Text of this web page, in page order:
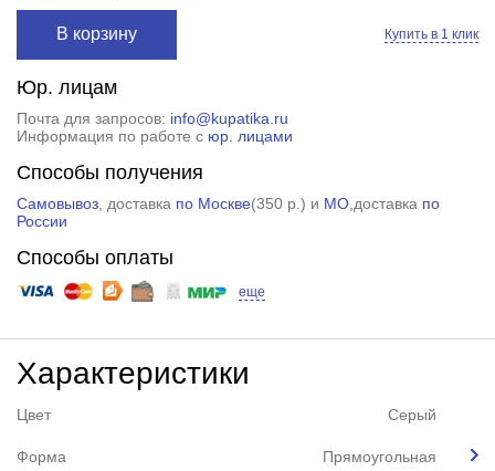
В корзину Купить в 1 клик
Юр. лицам
Почта для запросов: info@kupatika.ru
Информация по работе с юр. лицами
Способы получения
Самовывоз, доставка по Москве(350 р. ) и МО,доставка по
России
Способы оплаты
еще
Характеристики
Цвет Серый
Форма Прямоугольная